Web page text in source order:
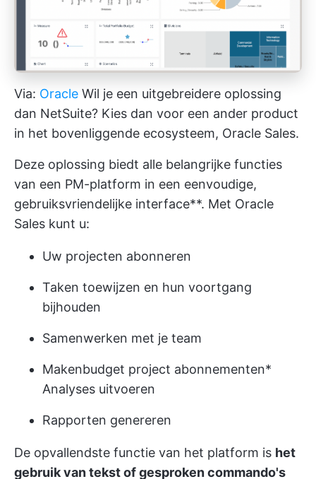
Via: Oracle Wil je een uitgebreidere oplossing
dan NetSuite? Kies dan voor een ander product
in het bovenliggende ecosysteem, Oracle Sales.
Deze oplossing biedt alle belangrijke functies
van een PM-platform in een eenvoudige,
gebruiksvriendelijke interface**. Met Oracle
Sales kunt u:
Uw projecten abonneren
Taken toewijzen en hun voortgang
bijhouden
Samenwerken met je team
Makenbudget project abonnementen*
Analyses uitvoeren
Rapporten genereren
De opvallendste functie van het platform is het
gebruik van tekst of gesproken commando's